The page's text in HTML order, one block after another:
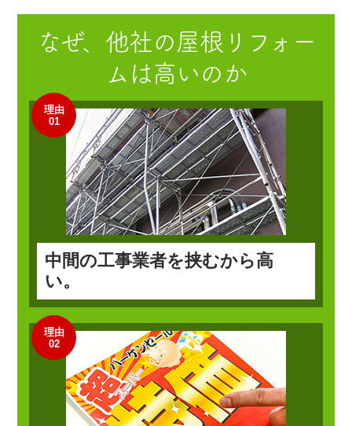
なぜ、他社の屋根リフォー
ム は高いのか
理由
01
中間の工事業者を挟むから高
い。
理由
02